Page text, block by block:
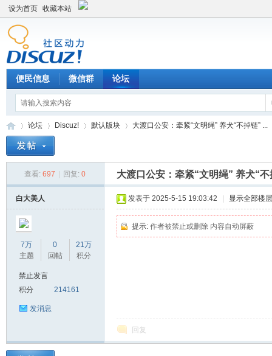
设为首页 收藏本站
便民信息 微信群 论坛
论坛
›
Discuz!
›
默认版块
›
大渡口公安：牵紧“文明绳” 养犬“不掉链” ...
查看: 697 回复: 0 大渡口公安：牵紧“文明绳” 养犬“不
白大美人
7万
主题
0
回帖
21万
积分
禁止发言
积分
214161
发消息
发表于 2025-5-15 19:03:42 显示全部楼层
提示: 作者被禁止或删除 内容自动屏蔽
回复